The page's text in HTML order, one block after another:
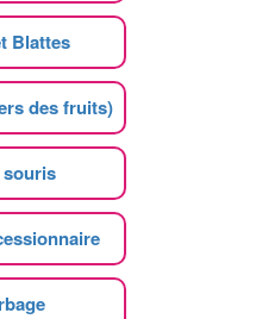
Blattes
des fruits)
souris